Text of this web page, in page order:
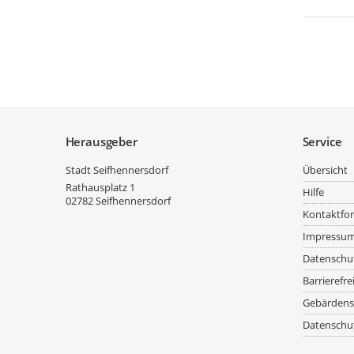
Herausgeber
Stadt Seifhennersdorf
Rathausplatz 1
02782Seifhennersdorf
Service
Übersicht
Hilfe